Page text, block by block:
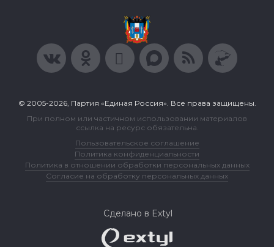
© 2005-2026, Партия «Единая Россия». Все права защищены.
При полном или частичном использовании материалов
ссылка на ресурс обязательна.
Пользовательское соглашение
Политика конфиденциальности
Политика в отношении обработки персональных данных
Согласие на обработку персональных данных
Сделано в Extyl